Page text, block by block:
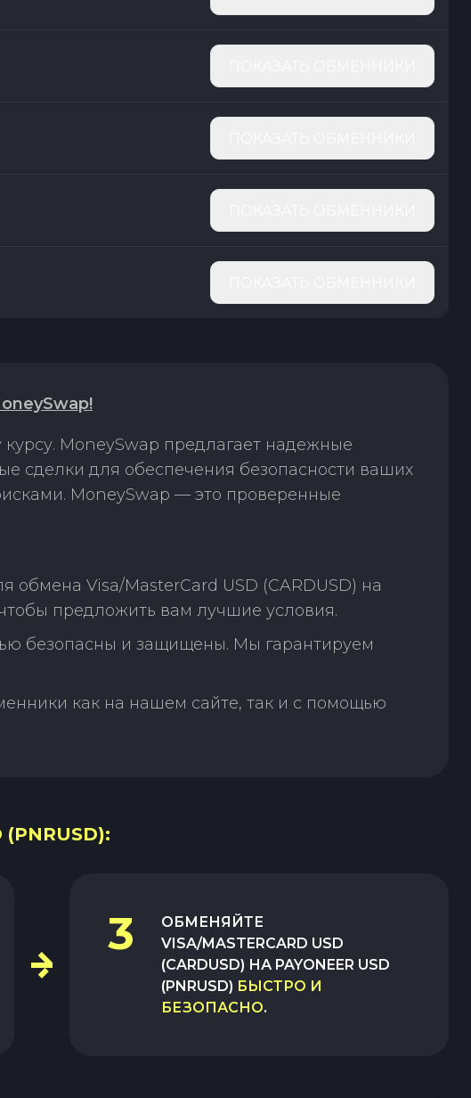
MoneySwap предлагает надежные
сделки для обеспечения безопасности ваших
MoneySwap — это проверенные
Visa/MasterCard USD (CARDUSD) на
предложить вам лучшие условия.
безопасны и защищены. Мы гарантируем
как на нашем сайте, так и с помощью
3
ОБМЕНЯЙТЕ
VISA/MASTERCARD USD
(CARDUSD) НА PAYONEER USD
(PNRUSD) БЫСТРО И
БЕЗОПАСНО.